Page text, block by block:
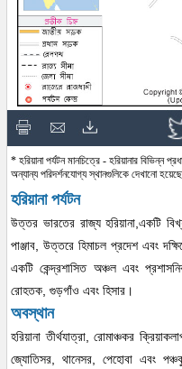
* হরিয়ানা পর্যটন মানচিত্রে - হরিয়ানার বিভিন্ন
অন্যান্য পরিদর্শনযোগ্য স্থানগুলিকে দেখানো
হরিয়ানা পর্যটন
উত্তর ভারতের রাজ্য হরিয়ানা,একটি
পাঞ্জাব, উত্তরে হিমাচল প্রদেশ এবং
একটি কেন্দ্রশাসিত অঞ্চল এবং
রোহতক, গুড়গাঁও এবং হিসার।
অবস্থান
হরিয়ানা তীর্থযাত্রা, রোমাঞ্চকর
জ্যোতিসর, থানেসর, পেহোবা এবং